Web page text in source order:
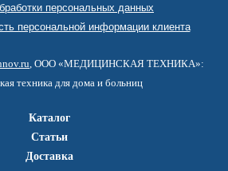
персональных данных
персональной информации клиента
, ООО «МЕДИЦИНСКАЯ ТЕХНИКА»:
техника для дома и больниц
Каталог
Статьи
Доставка